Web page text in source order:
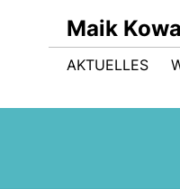
Maik
AKTUELLES